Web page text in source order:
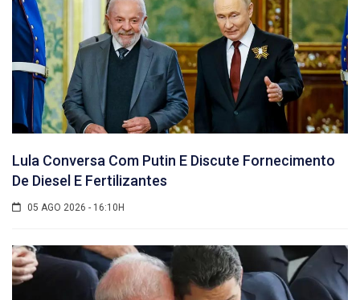
Lula Conversa Com Putin E Discute Fornecimento
De Diesel E Fertilizantes
05 AGO 2026 - 16:10H